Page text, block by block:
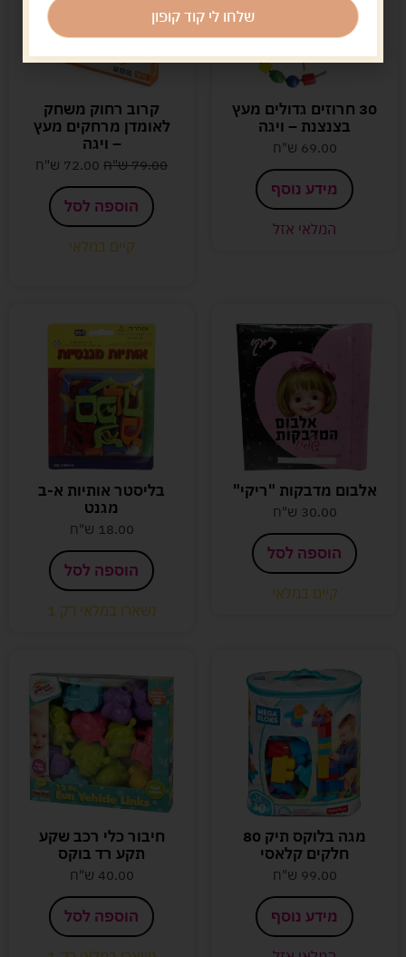
30 חרוזים גדולים מעץ
בצנצנת – ויגה
69.00 ש"ח
מידע נוסף
המלאי אזל
קרוב רחוק משחק
לאומדן מרחקים מעץ
– ויגה
79.00 ש"ח 72.00 ש"ח
הוספה לסל
קיים במלאי
אלבום מדבקות "ריקי"
30.00 ש"ח
הוספה לסל
קיים במלאי
בליסטר אותיות א-ב
מגנט
18.00 ש"ח
הוספה לסל
נשארו במלאי רק 1
מגה בלוקס תיק 80
חלקים קלאסי
99.00 ש"ח
מידע נוסף
חיבור כלי רכב שקע
תקע רד בוקס
40.00 ש"ח
הוספה לסל
שלחו לי קוד קופון